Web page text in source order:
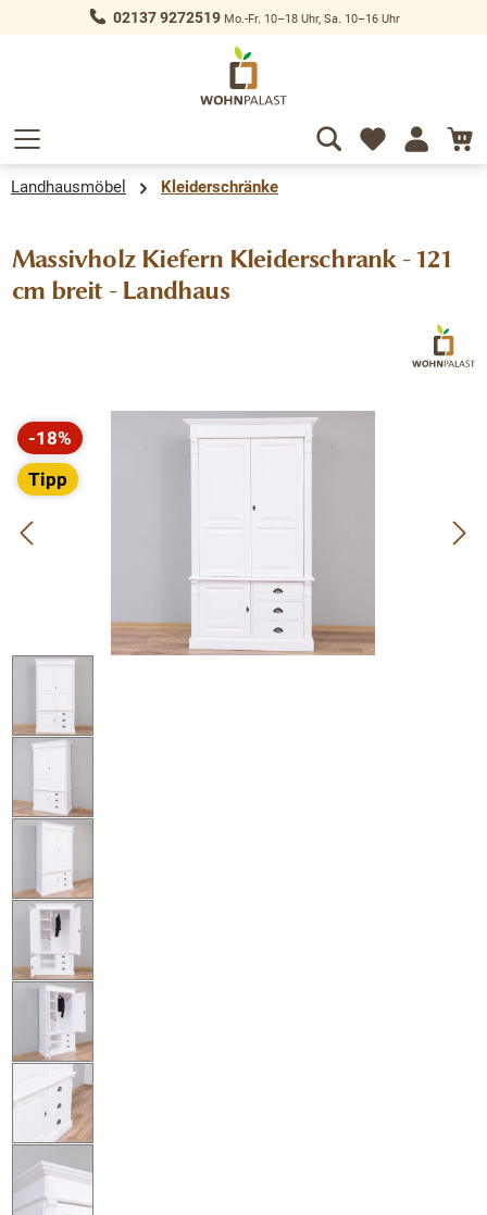
springen 02137 9272519Mo.-Fr. 10–18 Uhr, Sa. 10–16 Uhr
Landhausmöbel Kleiderschränke
Massivholz Kiefern Kleiderschrank - 121
cm breit - Landhaus
Bildergalerie überspringen
-18%
Rabatt
Tipp